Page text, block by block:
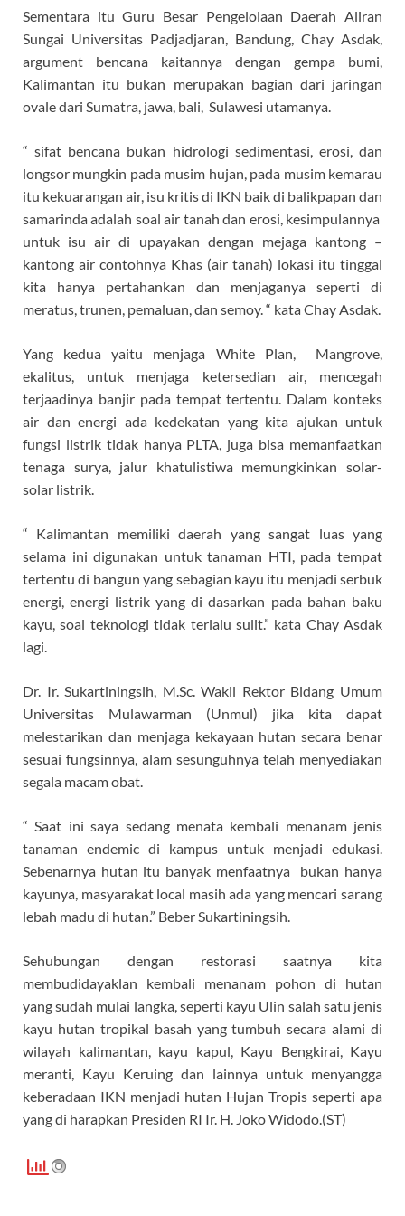
Sementara itu Guru Besar Pengelolaan Daerah Aliran
Sungai Universitas Padjadjaran, Bandung, Chay Asdak,
argument bencana kaitannya dengan gempa bumi,
Kalimantan itu bukan merupakan bagian dari jaringan
ovale dari Sumatra, jawa, bali, Sulawesi utamanya.
“ sifat bencana bukan hidrologi sedimentasi, erosi, dan
longsor mungkin pada musim hujan, pada musim kemarau
itu kekuarangan air, isu kritis di IKN baik di balikpapan dan
samarinda adalah soal air tanah dan erosi, kesimpulannya
untuk isu air di upayakan dengan mejaga kantong –
kantong air contohnya Khas (air tanah) lokasi itu tinggal
kita hanya pertahankan dan menjaganya seperti di
meratus, trunen, pemaluan, dan semoy. “ kata Chay Asdak.
Yang kedua yaitu menjaga White Plan, Mangrove,
ekalitus, untuk menjaga ketersedian air, mencegah
terjaadinya banjir pada tempat tertentu. Dalam konteks
air dan energi ada kedekatan yang kita ajukan untuk
fungsi listrik tidak hanya PLTA, juga bisa memanfaatkan
tenaga surya, jalur khatulistiwa memungkinkan solar-
solar listrik.
“ Kalimantan memiliki daerah yang sangat luas yang
selama ini digunakan untuk tanaman HTI, pada tempat
tertentu di bangun yang sebagian kayu itu menjadi serbuk
energi, energi listrik yang di dasarkan pada bahan baku
kayu, soal teknologi tidak terlalu sulit.” kata Chay Asdak
lagi.
Dr. Ir. Sukartiningsih, M.Sc. Wakil Rektor Bidang Umum
Universitas Mulawarman (Unmul) jika kita dapat
melestarikan dan menjaga kekayaan hutan secara benar
sesuai fungsinnya, alam sesunguhnya telah menyediakan
segala macam obat.
“ Saat ini saya sedang menata kembali menanam jenis
tanaman endemic di kampus untuk menjadi edukasi.
Sebenarnya hutan itu banyak menfaatnya bukan hanya
kayunya, masyarakat local masih ada yang mencari sarang
lebah madu di hutan.” Beber Sukartiningsih.
Sehubungan dengan restorasi saatnya kita
membudidayaklan kembali menanam pohon di hutan
yang sudah mulai langka, seperti kayu Ulin salah satu jenis
kayu hutan tropikal basah yang tumbuh secara alami di
wilayah kalimantan, kayu kapul, Kayu Bengkirai, Kayu
meranti, Kayu Keruing dan lainnya untuk menyangga
keberadaan IKN menjadi hutan Hujan Tropis seperti apa
yang di harapkan Presiden RI Ir. H. Joko Widodo.(ST)